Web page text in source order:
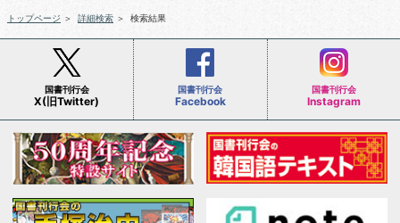
トップページ ＞ 詳細検索 ＞ 検索結果
国書刊行会
X(旧Twitter)
国書刊行会
Facebook
国書刊行会
Instagram